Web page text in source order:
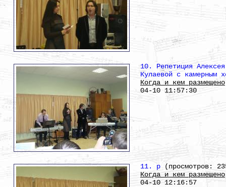
10. Репетиция
Кулаевой с камерным
Когда и кем размещено
04-10 11:57:30
11. р (просмотров:
Когда и кем размещено
04-10 12:16:57